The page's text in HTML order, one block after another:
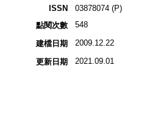
ISSN
03878074 (P)
點閱次數
548
建檔日期 2009.12.22
更新日期 2021.09.01